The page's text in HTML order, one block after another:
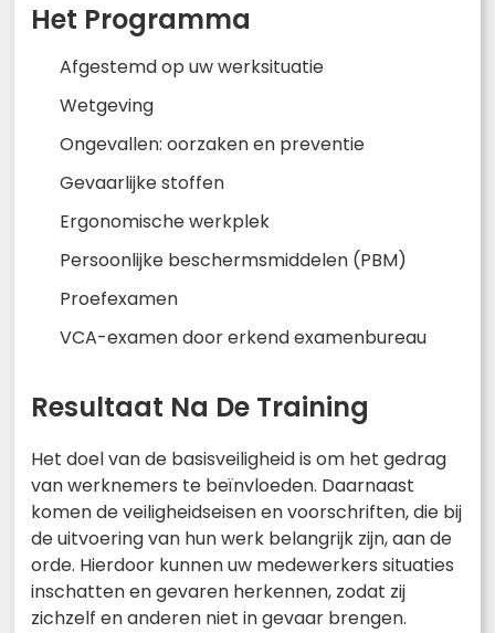
Het Programma
Afgestemd op uw werksituatie
Wetgeving
Ongevallen: oorzaken en preventie
Gevaarlijke stoffen
Ergonomische werkplek
Persoonlijke beschermsmiddelen (PBM)
Proefexamen
VCA-examen door erkend examenbureau
Resultaat Na De Training
Het doel van de basisveiligheid is om het gedrag
van werknemers te beïnvloeden. Daarnaast
komen de veiligheidseisen en voorschriften, die bij
de uitvoering van hun werk belangrijk zijn, aan de
orde. Hierdoor kunnen uw medewerkers situaties
inschatten en gevaren herkennen, zodat zij
zichzelf en anderen niet in gevaar brengen.